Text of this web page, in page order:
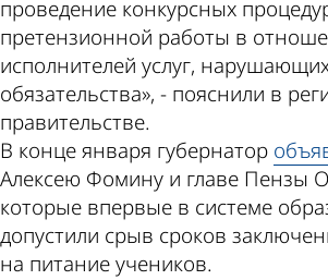
проведение конкурсных
претензионной работы в
исполнителей услуг,
обязательства», - пояснили в
правительстве.
В конце января губернатор
Алексею Фомину и главе Пензы
которые впервые в системе
допустили срыв сроков
на питание учеников.